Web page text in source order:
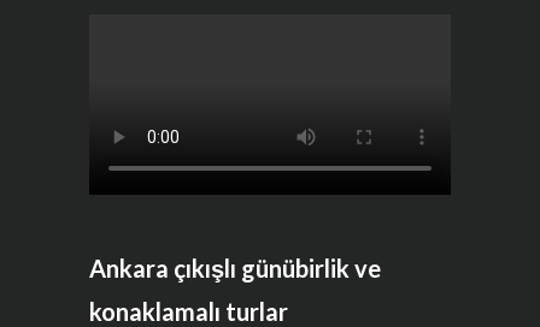
Ankara çıkışlı günübirlik ve
konaklamalı turlar